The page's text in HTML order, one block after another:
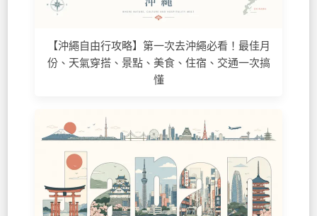
【沖繩自由行攻略】第一次去沖繩必看！最佳月
份、天氣穿搭、景點、美食、住宿、交通一次搞
懂